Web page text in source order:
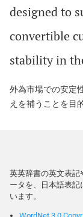
designedto
convertible
stability in
外為市場での安定
えを補うことを目
英英辞書の英文表記
ータを、日本語表記
います。